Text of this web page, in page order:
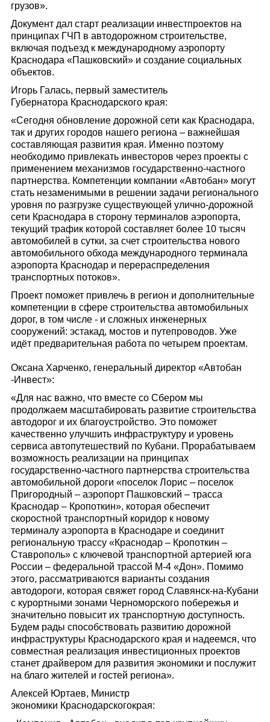
грузов».
Документ дал старт реализации инвестпроектов на
принципах ГЧП в автодорожном строительстве,
включая подъезд к международному аэропорту
Краснодара «Пашковский» и создание социальных
объектов.
Игорь Галась, первый заместитель
Губернатора Краснодарского края:
«Сегодня обновление дорожной сети как Краснодара,
так и других городов нашего региона – важнейшая
составляющая развития края. Именно поэтому
необходимо привлекать инвесторов через проекты с
применением механизмов государственно-частного
партнерства. Компетенции компании «Автобан» могут
стать незаменимыми в решении задачи регионального
уровня по разгрузке существующей улично-дорожной
сети Краснодара в сторону терминалов аэропорта,
текущий трафик которой составляет более 10 тысяч
автомобилей в сутки, за счет строительства нового
автомобильного обхода международного терминала
аэропорта Краснодар и перераспределения
транспортных потоков».
Проект поможет привлечь в регион и дополнительные
компетенции в сфере строительства автомобильных
дорог, в том числе - и сложных инженерных
сооружений: эстакад, мостов и путепроводов. Уже
идёт предварительная работа по четырем проектам.
Оксана Харченко, генеральный директор «Автобан
-Инвест»:
«Для нас важно, что вместе со Сбером мы
продолжаем масштабировать развитие строительства
автодорог и их благоустройство. Это поможет
качественно улучшить инфраструктуру и уровень
сервиса автопутешествий по Кубани. Прорабатываем
возможность реализации на принципах
государственно-частного партнерства строительства
автомобильной дороги «поселок Лорис – поселок
Пригородный – аэропорт Пашковский – трасса
Краснодар – Кропоткин», которая обеспечит
скоростной транспортный коридор к новому
терминалу аэропорта в Краснодаре и соединит
региональную трассу «Краснодар – Кропоткин –
Ставрополь» с ключевой транспортной артерией юга
России – федеральной трассой М-4 «Дон». Помимо
этого, рассматриваются варианты создания
автодороги, которая свяжет город Славянск-на-Кубани
с курортными зонами Черноморского побережья и
значительно повысит их транспортную доступность.
Будем рады способствовать развитию дорожной
инфраструктуры Краснодарского края и надеемся, что
совместная реализация инвестиционных проектов
станет драйвером для развития экономики и послужит
на благо жителей и гостей региона».
Алексей Юртаев, Министр
экономики Краснодарскогокрая: